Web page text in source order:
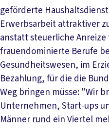
geförderte
Erwerbsarbeit attraktiver
anstatt steuerliche
frauendominierte Berufe
Gesundheitswesen, im
Bezahlung, für die die
Weg bringen müsse: "Wir
Unternehmen, Start-ups
Männer rund ein Viertel